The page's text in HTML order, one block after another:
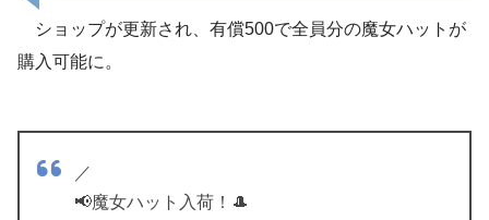
ショップが更新され、有償500で全員分の魔女ハットが
購入可能に。
／
📢魔女ハット入荷！🎩